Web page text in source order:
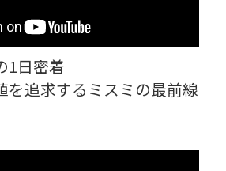
1日密着
を追求するミスミの最前線